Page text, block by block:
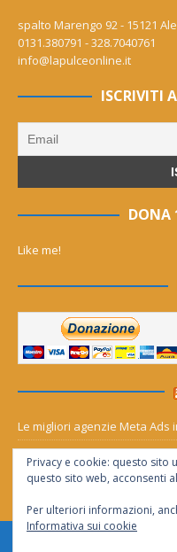
spalto Marengo 92 - 15121
0131.380791 - 328.7040761
info@lapulceonline.it
ISCRIVITI
DONA
Like me!
Le migliori agenzie Meta Ads
Aia Syensqo, il rinnovo
chiedono “zero Pfas subito”
Privacy e cookie: questo sito
questo sito web, acconsenti
Per ulteriori informazioni,
Informativa sui cookie